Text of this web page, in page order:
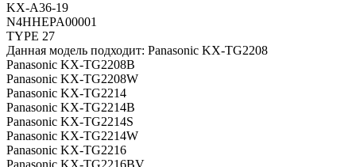
KX-A36-19
N4HHEPA00001
TYPE 27
Данная модель подходит: Panasonic KX-TG2208
Panasonic KX-TG2208B
Panasonic KX-TG2208W
Panasonic KX-TG2214
Panasonic KX-TG2214B
Panasonic KX-TG2214S
Panasonic KX-TG2214W
Panasonic KX-TG2216